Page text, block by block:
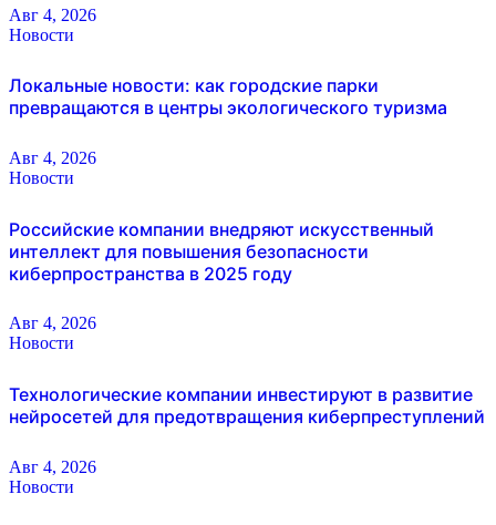
Авг 4, 2026
Новости
Локальные новости: как городские парки
превращаются в центры экологического туризма
Авг 4, 2026
Новости
Российские компании внедряют искусственный
интеллект для повышения безопасности
киберпространства в 2025 году
Авг 4, 2026
Новости
Технологические компании инвестируют в развитие
нейросетей для предотвращения киберпреступлений
Авг 4, 2026
Новости